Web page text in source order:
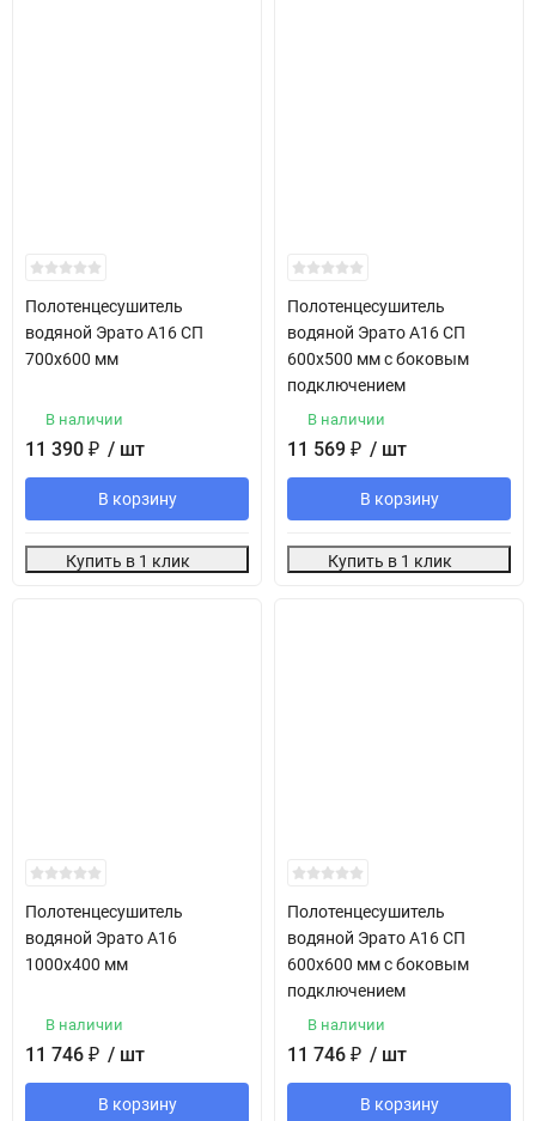
Полотенцесушитель
водяной Эрато А16 СП
700х600 мм
В наличии
11 390 ₽ / шт
В корзину
Купить в 1 клик
Полотенцесушитель
водяной Эрато А16 СП
600х500 мм с боковым
подключением
В наличии
11 569 ₽ / шт
В корзину
Купить в 1 клик
Полотенцесушитель
водяной Эрато А16
1000х400 мм
В наличии
11 746 ₽ / шт
В корзину
Полотенцесушитель
водяной Эрато А16 СП
600х600 мм с боковым
подключением
В наличии
11 746 ₽ / шт
В корзину